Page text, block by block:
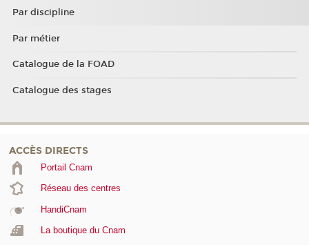
Par discipline
Par métier
Catalogue de la FOAD
Catalogue des stages
ACCÈS DIRECTS
Portail Cnam
Réseau des centres
HandiCnam
La boutique du Cnam